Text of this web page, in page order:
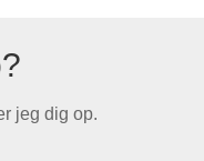
jeg dig op.